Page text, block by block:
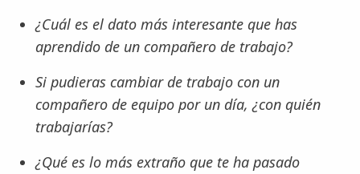
¿Cuál es el dato más interesante que has
aprendido de un compañero de trabajo?
Si pudieras cambiar de trabajo con un
compañero de equipo por un día, ¿con quién
trabajarías?
¿Qué es lo más extraño que te ha pasado